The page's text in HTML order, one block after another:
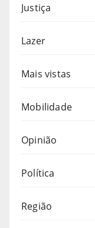
Justiça
Lazer
Mais vistas
Mobilidade
Opinião
Política
Região